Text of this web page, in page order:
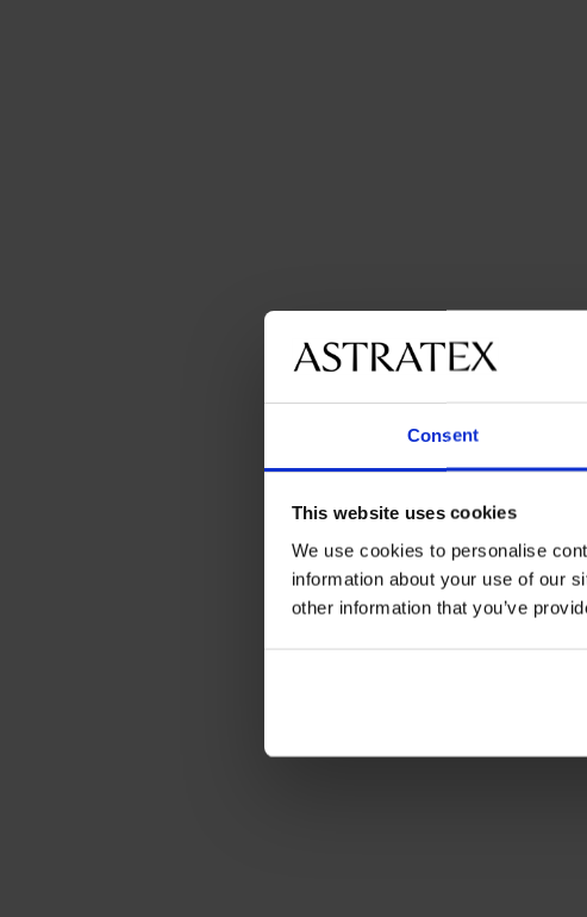
Consent
This website uses cookies
We use cookies to personalise
information about your use of our
other information that you’ve